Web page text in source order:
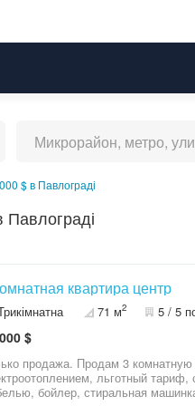
$ в Павлограді
квартира центр
71 м2 5 / 5
$
продажа. Продам 3 комнатную
льготный
бойлер, стиральная